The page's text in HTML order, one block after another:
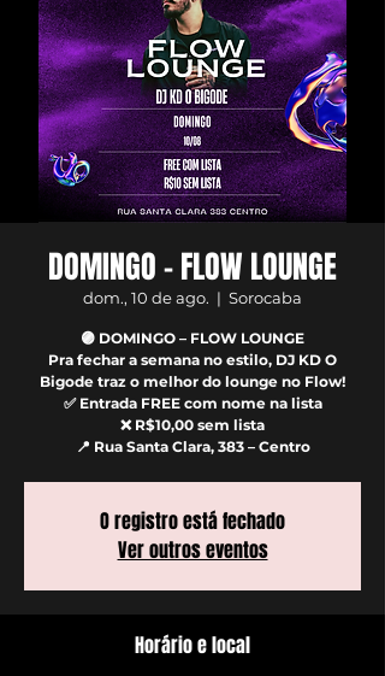
DOMINGO - FLOW LOUNGE
dom., 10 de ago.
  |
Sorocaba
🟣 DOMINGO – FLOW LOUNGE
Pra fechar a semana no estilo, DJ KD O
Bigode traz o melhor do lounge no Flow!
✅ Entrada FREE com nome na lista
❌ R$10,00 sem lista
📍 Rua Santa Clara, 383 – Centro
O registro está fechado
Ver outros eventos
Horário e local